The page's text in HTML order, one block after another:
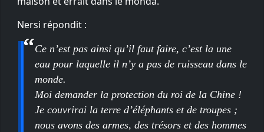
Nersi répondit :
Ce n’est pas ainsi qu’il faut faire, c’est la une
eau pour laquelle il n’y a pas de ruisseau dans le
monde.
Moi demander la protection du roi de la Chine !
Je couvrirai la terre d’éléphants et de troupes ;
nous avons des armes, des trésors et des hommes